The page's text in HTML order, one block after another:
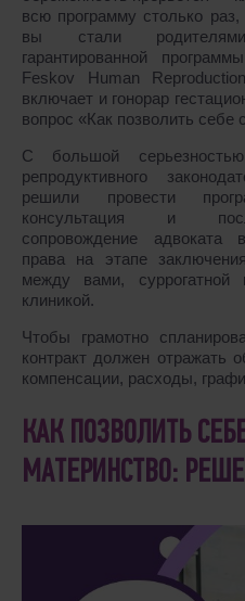
всю программу столько
вы стали
гарантированной
Feskov Human
включает и гонорар
вопрос «Как позволить себе
С большой
репродуктивного
решили провести
консультация и
сопровождение адвоката
права на этапе
между вами, суррогатной
клиникой.
Чтобы грамотно
контракт должен отражать
компенсации, расходы,
КАК ПОЗВОЛИТЬ
МАТЕРИНСТВО: